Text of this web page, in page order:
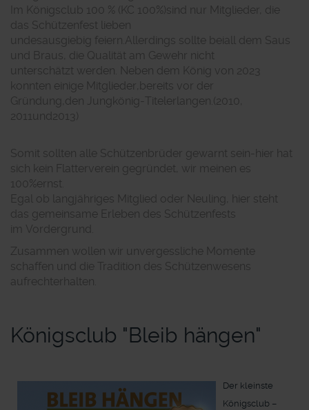
Im Königsclub 100 % (KC 100%)sind nur Mitglieder, die
das Schützenfest lieben
und esausgiebig feiern.Allerdings sollte bei all dem Saus
und Braus, die Qualität am Gewehr nicht
unterschätzt werden. Neben dem König von 2023
konnten einige Mitglieder
bereits vor der
Gründung den Jungkönig -Titelerlangen.(2010,
2011 und 2013)
Somit sollten alle Schützenbrüder gewarnt sein- hie r hat
sich kein Flatterverein gegründet, wir
meinen es
100%ernst.
Egal ob langjähriges Mitglied oder Neuling, hier steht
das gemeinsame Erleben des Schützenfests
im Vordergrund.
Zusammen wollen wir unvergessliche Momente
schaffen und die Tradition des Schützenwesens
aufrechterhalten.
Königsclub "Bleib hängen"
Der kleinste
Königsclub –